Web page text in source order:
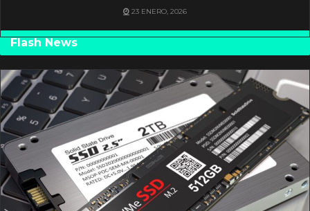
23 ENERO, 2026
Flash News